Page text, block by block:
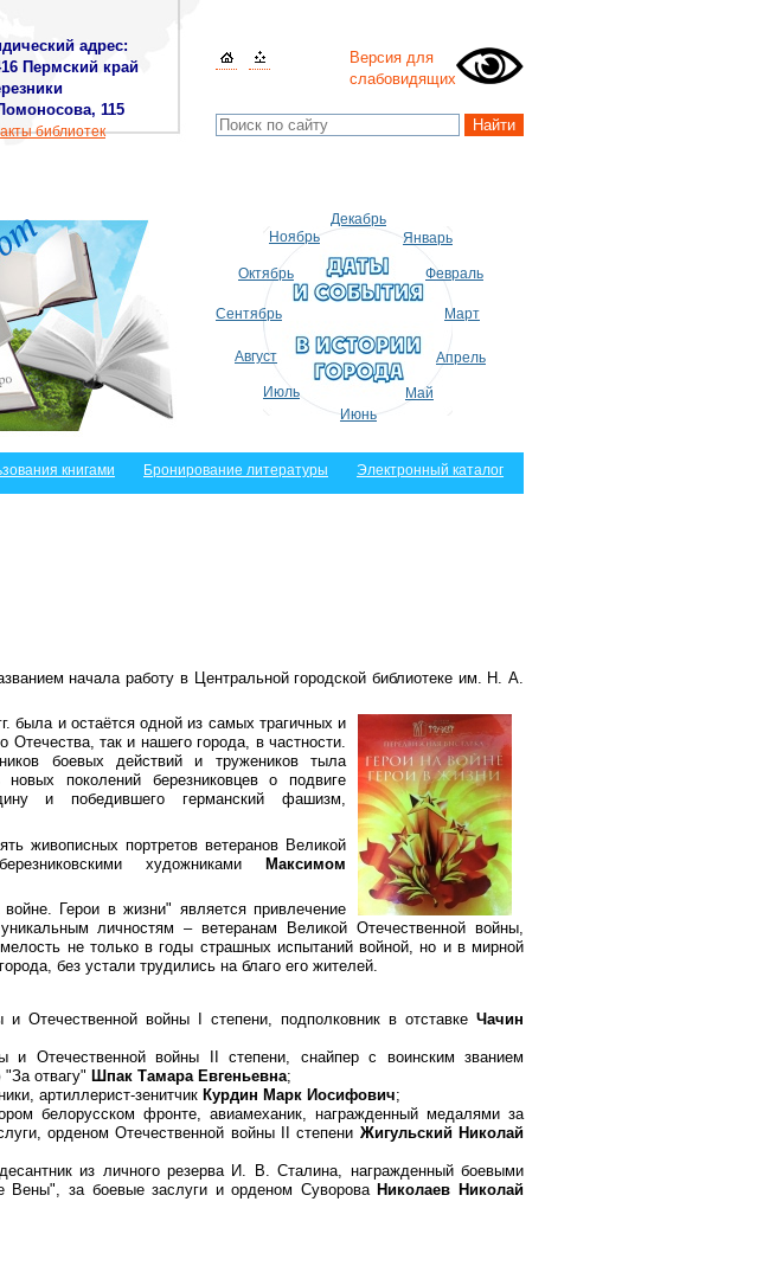
адрес:
Пермский край
115
библиотек
Версия для
слабовидящих
Январь
Февраль
Март
Апрель
Май
Июнь
Июль
Август
Сентябрь
Октябрь
Ноябрь
Декабрь
книгами Бронирование литературы Электронный каталог
начала работу в Центральной городской библиотеке им. Н. А.
была и остаётся одной из самых трагичных и
Отечества, так и нашего города, в частности.
боевых действий и тружеников тыла
поколений березниковцев о подвиге
и победившего германский фашизм,
живописных портретов ветеранов Великой
художниками Максимом
Герои в жизни" является привлечение
личностям – ветеранам Великой Отечественной войны,
не только в годы страшных испытаний войной, но и в мирной
без устали трудились на благо его жителей.
Отечественной войны I степени, подполковник в отставке Чачин
и Отечественной войны II степени, снайпер с воинским званием
отвагу" Шпак Тамара Евгеньевна;
артиллерист-зенитчик Курдин Марк Иосифович;
белорусском фронте, авиамеханик, награжденный медалями за
орденом Отечественной войны II степени Жигульский Николай
из личного резерва И. В. Сталина, награжденный боевыми
Вены", за боевые заслуги и орденом Суворова Николаев Николай